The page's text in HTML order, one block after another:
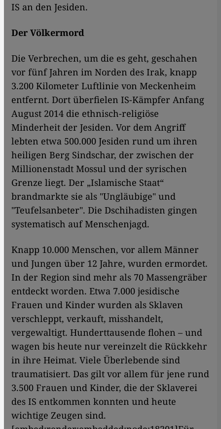
IS an den Jesiden.
Der Völkermord
Die Verbrechen, um die es geht, geschahen
vor fünf Jahren im Norden des Irak, knapp
3.200 Kilometer Luftlinie von Meckenheim
entfernt. Dort überfielen IS-Kämpfer Anfang
August 2014 die ethnisch-religiöse
Minderheit der Jesiden. Vor dem Angriff
lebten etwa 500.000 Jesiden rund um ihren
heiligen Berg Sindschar, der zwischen der
Millionenstadt Mossul und der syrischen
Grenze liegt. Der „Islamische Staat“
brandmarkte sie als "Ungläubige" und
"Teufelsanbeter". Die Dschihadisten gingen
systematisch auf Menschenjagd.
Knapp 10.000 Menschen, vor allem Männer
und Jungen über 12 Jahre, wurden ermordet.
In der Region sind mehr als 70 Massengräber
entdeckt worden. Etwa 7.000 jesidische
Frauen und Kinder wurden als Sklaven
verschleppt, verkauft, misshandelt,
vergewaltigt. Hunderttausende flohen – und
wagen bis heute nur vereinzelt die Rückkehr
in ihre Heimat. Viele Überlebende sind
traumatisiert. Das gilt vor allem für jene rund
3.500 Frauen und Kinder, die der Sklaverei
des IS entkommen konnten und heute
wichtige Zeugen sind.